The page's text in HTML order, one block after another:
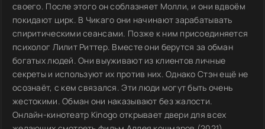
своего. После этого он соблазняет Молли, и они вдвоём
покидают цирк. В Чикаго они начинают зарабатывать
спиритическими сеансами. Позже к ним присоединяется
психолог Лилит Риттер. Вместе они берутся за обман
богатых людей. Они выуживают из клиентов личные
секреты и используют их против них. Однако Стэн ещё не
осознаёт, с кем связался. Эти люди могут быть очень
жестокими. Обман они наказывают без жалости.
Онлайн-кинотеатр Kinogo открывает двери для всех